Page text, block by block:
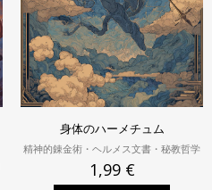
身体のハーメチュム
精神的錬金術・ヘルメス文書・秘教哲学
1,99 €